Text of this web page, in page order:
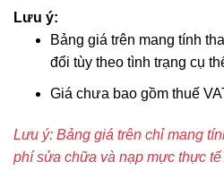
Lưu ý:
Bảng giá trên mang tính
đổi tùy theo tình trạng cụ
Giá chưa bao gồm thuế
Lưu ý: Bảng giá trên chỉ mang
phí sửa chữa và nạp mực thực